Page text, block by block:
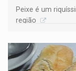
Peixe é um
região